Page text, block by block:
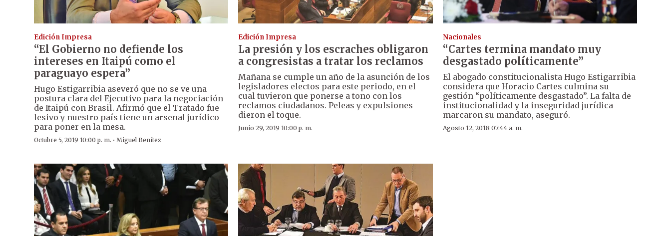
Edición Impresa
“El Gobierno no defiende los
intereses en Itaipú como el
paraguayo espera”
Hugo Estigarribia aseveró que no se ve una
postura clara del Ejecutivo para la negociación
de Itaipú con Brasil. Afirmó que el Tratado fue
lesivo y nuestro país tiene un arsenal jurídico
para poner en la mesa.
Octubre 5, 2019 10:00 p. m. · Miguel Benítez
Edición Impresa
La presión y los escraches obligaron
a congresistas a tratar los reclamos
Mañana se cumple un año de la asunción de los
legisladores electos para este periodo, en el
cual tuvieron que ponerse a tono con los
reclamos ciudadanos. Peleas y expulsiones
dieron el toque.
Junio 29, 2019 10:00 p. m.
Nacionales
“Cartes termina mandato muy
desgastado políticamente”
El abogado constitucionalista Hugo Estigarribia
considera que Horacio Cartes culmina su
gestión “políticamente desgastado”. La falta de
institucionalidad y la inseguridad jurídica
marcaron su mandato, aseguró.
Agosto 12, 2018 07:44 a. m.